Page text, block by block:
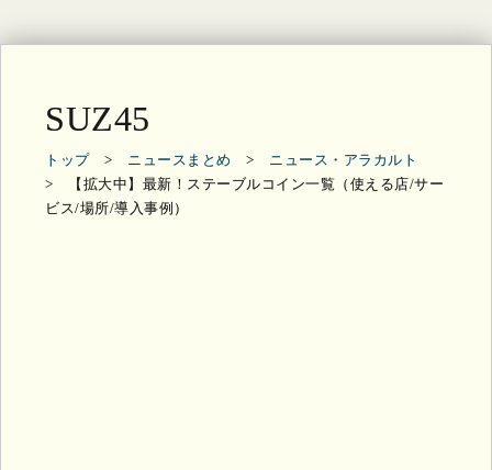
SUZ45
トップ> ニュースまとめ > ニュース・アラカルト
> 【拡大中】最新！ステーブルコイン一覧（使える店/サー
ビス/場所/導入事例）